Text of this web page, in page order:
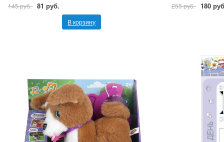
145 руб. 81 руб.
В корзину
255 руб. 180